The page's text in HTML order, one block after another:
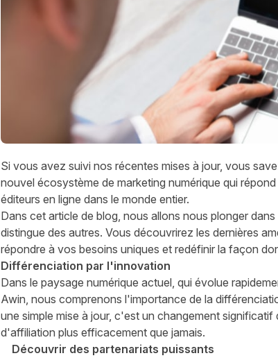
Si vous avez suivi nos récentes mises à jour, vous
nouvel écosystème de marketing numérique qui
éditeurs en ligne dans le monde entier.
Dans cet article de blog, nous allons nous plonger
distingue des autres. Vous découvrirez les dernières
répondre à vos besoins uniques et redéfinir la façon
Différenciation par l'innovation
Dans le paysage numérique actuel, qui évolue
Awin, nous comprenons l'importance de la
une simple mise à jour, c'est un changement
d'affiliation plus efficacement que jamais.
Découvrir des partenariats puissants